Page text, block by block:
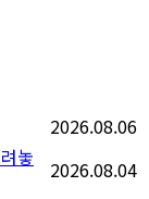
2026.08.06
놓
2026.08.04